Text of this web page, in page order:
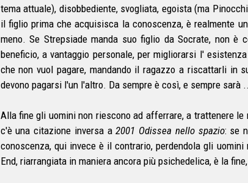
tema attuale), disobbediente, svogliata, egoista (ma
il figlio prima che acquisisca la conoscenza, è realmente
meno. Se Strepsiade manda suo figlio da Socrate, non
beneficio, a vantaggio personale, per migliorarsi l'
che non vuol pagare, mandando il ragazzo a riscattarli in
devono pagarsi l'un l'altro. Da sempre è così, e sempre sarà
Alla fine gli uomini non riescono ad afferrare, a trattenere
c'è una citazione inversa a2001 Odissea nello spazio: se
conoscenza, qui invece è il contrario, perdendola gli
End, riarrangiata in maniera ancora più psichedelica, è la